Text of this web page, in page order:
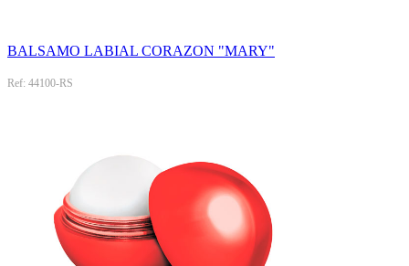
BALSAMO LABIAL CORAZON "MARY"
Ref: 44100-RS